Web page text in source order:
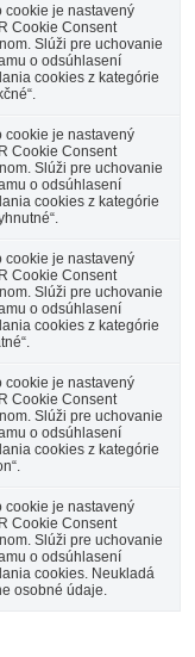
cookie je nastavený
Cookie Consent
Slúži pre uchovanie
o odsúhlasení
cookies z kategórie
cookie je nastavený
Cookie Consent
Slúži pre uchovanie
o odsúhlasení
cookies z kategórie
cookie je nastavený
Cookie Consent
Slúži pre uchovanie
o odsúhlasení
cookies z kategórie
cookie je nastavený
Cookie Consent
Slúži pre uchovanie
o odsúhlasení
cookies z kategórie
cookie je nastavený
Cookie Consent
Slúži pre uchovanie
o odsúhlasení
cookies. Neukladá
osobné údaje.